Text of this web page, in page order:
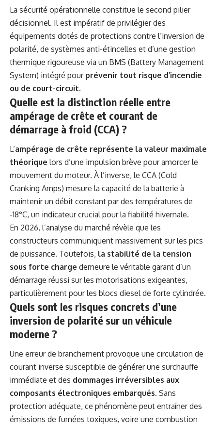
La sécurité opérationnelle constitue le second pilier
décisionnel. Il est impératif de privilégier des
équipements dotés de protections contre l’inversion de
polarité, de systèmes anti-étincelles et d’une gestion
thermique rigoureuse via un BMS (Battery Management
System) intégré pour prévenir tout risque d’incendie
ou de court-circuit.
Quelle est la distinction réelle entre
ampérage de crête et courant de
démarrage à froid (CCA) ?
L’ampérage de crête représente la valeur maximale
théorique lors d’une impulsion brève pour amorcer le
mouvement du moteur. À l’inverse, le CCA (Cold
Cranking Amps) mesure la capacité de la batterie à
maintenir un débit constant par des températures de
-18°C, un indicateur crucial pour la fiabilité hivernale.
En 2026, l’analyse du marché révèle que les
constructeurs communiquent massivement sur les pics
de puissance. Toutefois, la stabilité de la tension
sous forte charge demeure le véritable garant d’un
démarrage réussi sur les motorisations exigeantes,
particulièrement pour les blocs diesel de forte cylindrée.
Quels sont les risques concrets d’une
inversion de polarité sur un véhicule
moderne ?
Une erreur de branchement provoque une circulation de
courant inverse susceptible de générer une surchauffe
immédiate et des dommages irréversibles aux
composants électroniques embarqués. Sans
protection adéquate, ce phénomène peut entraîner des
émissions de fumées toxiques, voire une combustion